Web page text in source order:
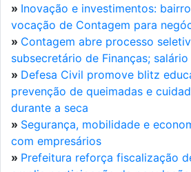
» Inovação e investimentos:
vocação de Contagem para
» Contagem abre processo
subsecretário de Finanças;
» Defesa Civil promove blitz
prevenção de queimadas e
durante a seca
» Segurança, mobilidade e
com empresários
» Prefeitura reforça fiscalização